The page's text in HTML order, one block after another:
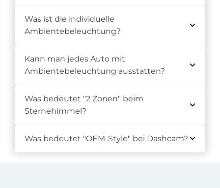
Was ist die individuelle
Ambientebeleuchtung?
Kann man jedes Auto mit
Ambientebeleuchtung ausstatten?
Was bedeutet "2 Zonen" beim
Sternehimmel?
Was bedeutet "OEM-Style" bei Dashcam?